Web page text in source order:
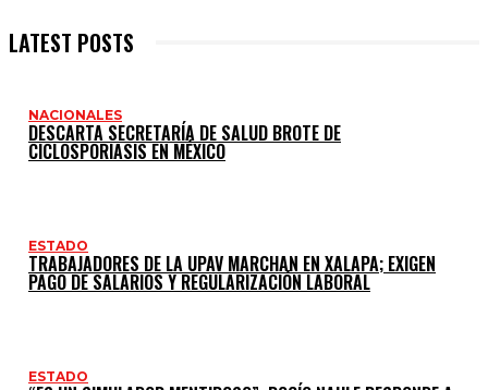
LATEST POSTS
NACIONALES
DESCARTA SECRETARÍA DE SALUD BROTE DE
CICLOSPORIASIS EN MÉXICO
ESTADO
TRABAJADORES DE LA UPAV MARCHAN EN XALAPA; EXIGEN
PAGO DE SALARIOS Y REGULARIZACIÓN LABORAL
ESTADO